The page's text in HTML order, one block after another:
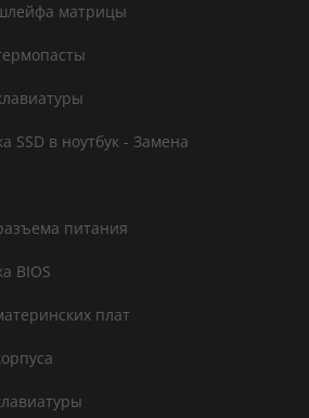
матрицы
SSD в ноутбук - Замена
питания
BIOS
плат